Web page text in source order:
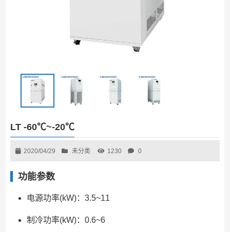
LT -60℃~-20℃
2020/04/29 未分类 1230 0
功能参数
电源功率(kW)：3.5~11
制冷功率(kW)：0.6~6